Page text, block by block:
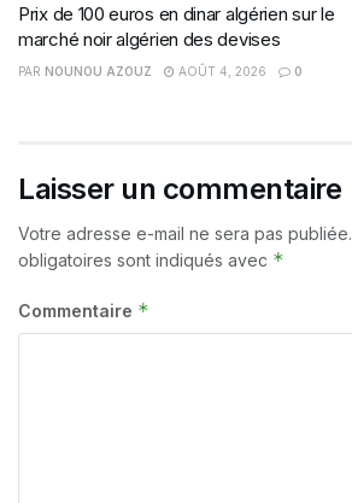
Prix de 100 euros en dinar algérien sur le
marché noir algérien des devises
PAR NOUNOU AZOUZ AOÛT 4, 2026 0
Laisser un commentaire
Votre adresse e-mail ne sera pas publiée.
obligatoires sont indiqués avec *
Commentaire *